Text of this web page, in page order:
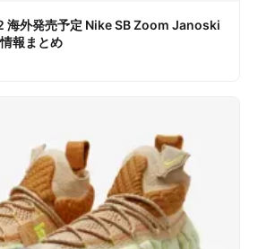
海外発売予定 Nike SB Zoom Janoski
報まとめ